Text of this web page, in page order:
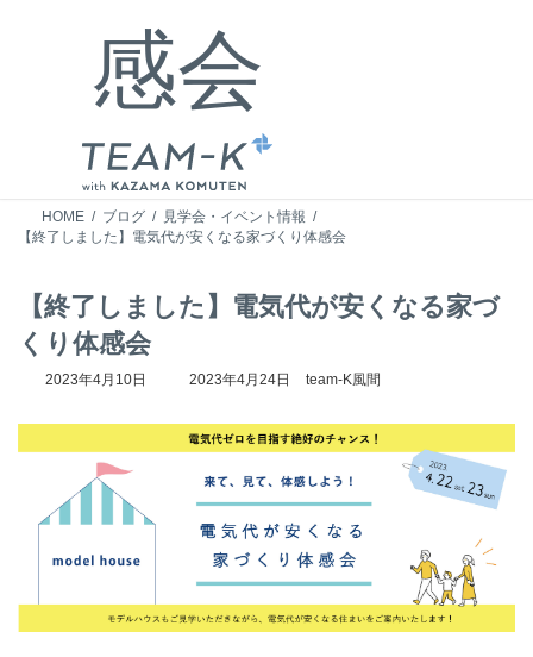
感会
HOME ブログ
見学会・イベント情報
【終了しました】電気代が安くなる家づくり体感会
【終了しました】電気代が安くなる家づ
くり体感会
2023年4月10日
最
新
2023年4月24日 team-K風間